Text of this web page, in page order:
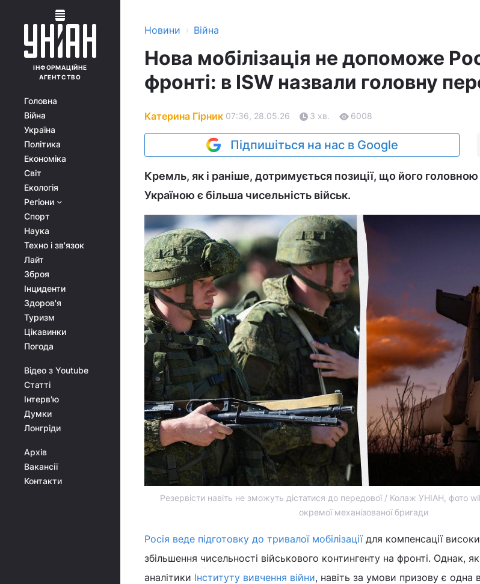
ІНФОРМАЦІЙНЕ
АГЕНТСТВО
Головна
Війна
Україна
Політика
Економіка
Світ
Екологія
Регіони
Спорт
Наука
Техно і зв'язок
Лайт
Зброя
Інциденти
Здоров'я
Туризм
Цікавинки
Погода
Відео з Youtube
Статті
Інтерв'ю
Думки
Лонгріди
Архів
Вакансії
Контакти
Новини › Війна
Нова мобілізація не допоможе
фронті: в ISW назвали головну
Катерина Гірник 07:36, 28.05.26 3 хв. 6008
Підпишіться на нас в Google
Кремль, як і раніше, дотримується позиції, що його
Україною є більша чисельність військ.
Резервісти навіть не зможуть дістатися до передової / Колаж УНІАН, фото
окремої механізованої бригади
Росія веде підготовку до тривалої мобілізаціїдля компенсації
збільшення чисельності військового контингенту на фронті. Однак,
аналітики Інституту вивчення війни, навіть за умови призову є